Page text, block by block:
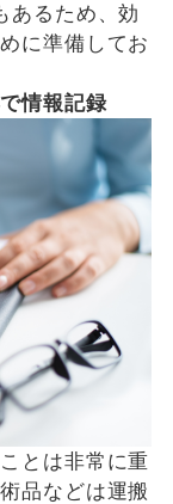
あるため、効
に準備してお
情報記録
とは非常に重
品などは運搬